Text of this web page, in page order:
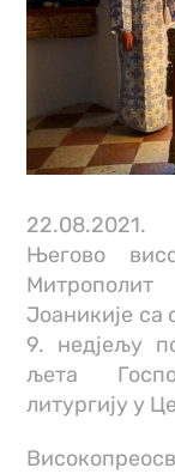
22.08.2021.
Његово
Јоаникије са
9. недјељу
љета
литургију у